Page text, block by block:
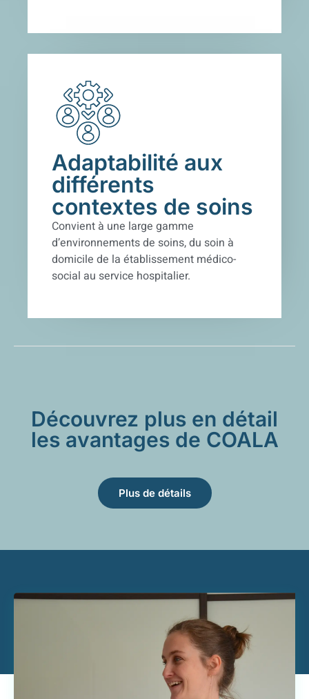
Adaptabilité aux
différents
contextes de soins
Convient à une large gamme
d’environnements de soins,du soin à
domicile de la établissement médico-
social au service hospitalier.
Découvrez plus en détail
les avantages de COALA
Plus de détails